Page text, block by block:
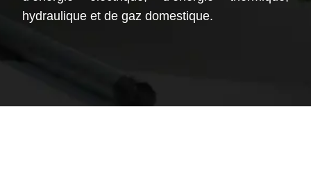
hydraulique et de gaz domestique.